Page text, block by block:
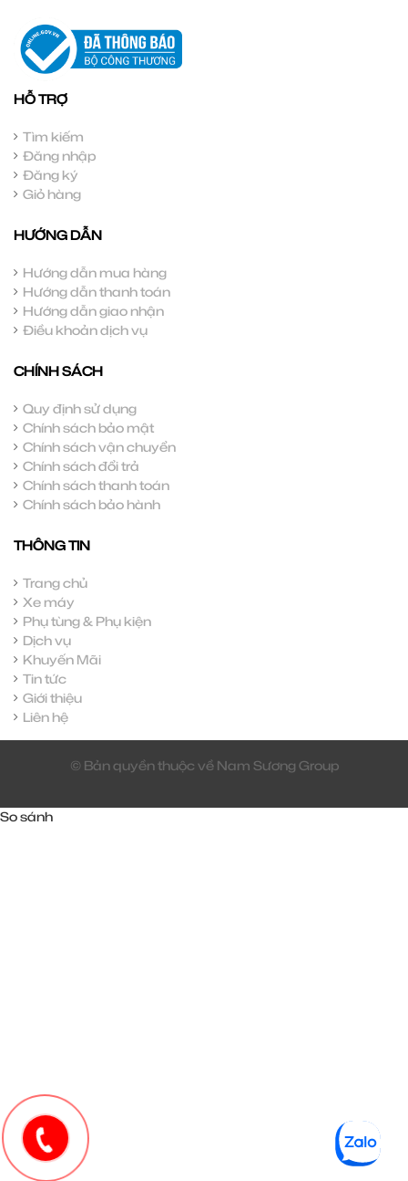
HỖ TRỢ
Tìm kiếm
Đăng nhập
Đăng ký
Giỏ hàng
HƯỚNG DẪN
Hướng dẫn mua hàng
Hướng dẫn thanh toán
Hướng dẫn giao nhận
Điều khoản dịch vụ
CHÍNH SÁCH
Quy định sử dụng
Chính sách bảo mật
Chính sách vận chuyển
Chính sách đổi trả
Chính sách thanh toán
Chính sách bảo hành
THÔNG TIN
Trang chủ
Xe máy
Phụ tùng & Phụ kiện
Dịch vụ
Khuyến Mãi
Tin tức
Giới thiệu
Liên hệ
© Bản quyền thuộc về Nam Sương Group
So sánh